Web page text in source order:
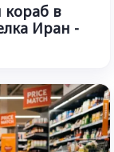
в
Иран -